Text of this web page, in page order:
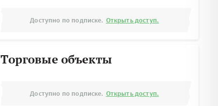
Доступно по подписке. Открыть доступ.
Торговые объекты
Доступно по подписке. Открыть доступ.